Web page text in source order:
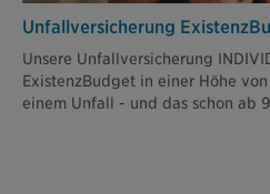
Unfallversicherung
Unsere Unfallversicherung
ExistenzBudget in einer Höhe
einem Unfall - und das schon ab